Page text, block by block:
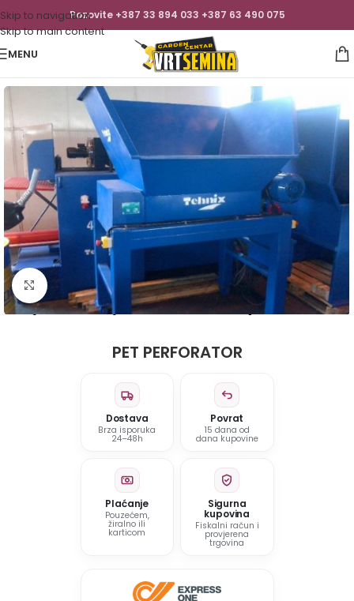
Skip to navigation
Skip to main content
Pozovite +387 33 894 033 +387 63 490 075
MENU
Click to enlarge
PET PERFORATOR
Dostava
Brza isporuka
24–48h
Povrat
15 dana od
dana kupovine
Plaćanje
Pouzećem,
žiralno ili
karticom
Sigurna
kupovina
Fiskalni račun i
provjerena
trgovina